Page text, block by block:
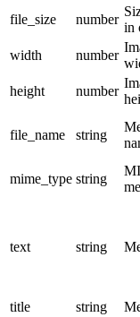
file_size
number
in
width
number
height
number
file_name string
mime_type string
text string
title
string